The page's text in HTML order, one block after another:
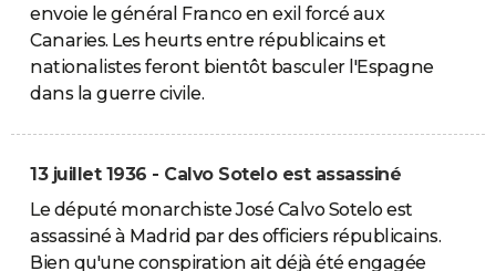
envoie le général Franco en exil forcé aux
Canaries. Les heurts entre républicains et
nationalistes feront bientôt basculer l'Espagne
dans la guerre civile.
13 juillet 1936 - Calvo Sotelo est assassiné
Le député monarchiste José Calvo Sotelo est
assassiné à Madrid par des officiers républicains.
Bien qu'une conspiration ait déjà été engagée